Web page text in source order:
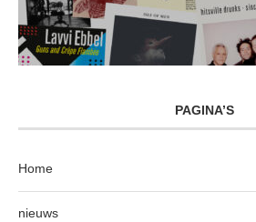
PAGINA’S
Home
nieuws